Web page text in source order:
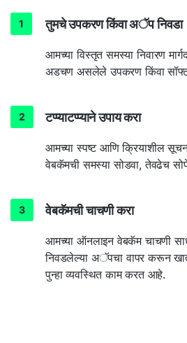
तुमचे उपकरण किंवा अॅप निवडा
आमच्या विस्तृत समस्या निवारण
अडचण असलेले उपकरण किंवा
टप्प्याटप्प्याने उपाय करा
आमच्या स्पष्ट आणि क्रियाशील
वेबकॅमची समस्या सोडवा, तेवढेच
वेबकॅमची चाचणी करा
आमच्या ऑनलाइन वेबकॅम चाचणी
निवडलेल्या अॅपचा वापर करून
पुन्हा व्यवस्थित काम करत आहे.